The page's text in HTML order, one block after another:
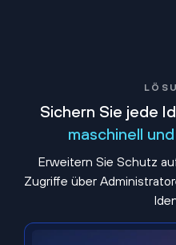
Sichern Sie jede
maschinell
Erweitern Sie Schutz
Zugriffe über